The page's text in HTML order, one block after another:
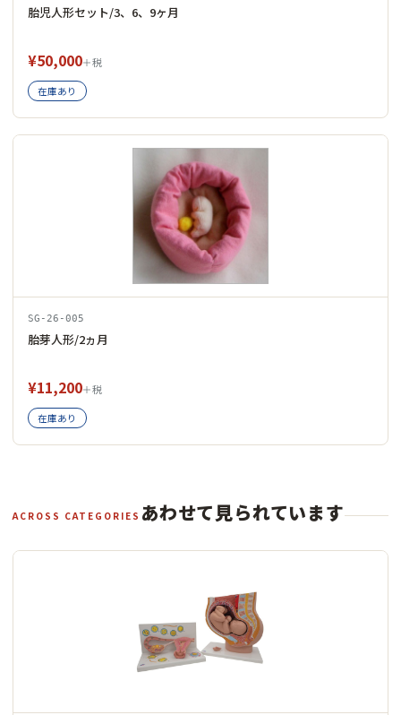
胎児人形セット/3、6、9ヶ月
¥50,000＋税
在庫あり
SG-26-005
胎芽人形/2ヵ月
¥11,200＋税
在庫あり
ACROSS CATEGORIES あわせて見られています